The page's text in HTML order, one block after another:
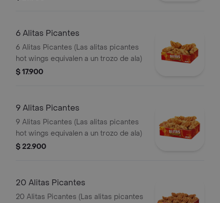
6 Alitas Picantes
6 Alitas Picantes (Las alitas picantes
hot wings equivalen a un trozo de ala)
$ 17.900
9 Alitas Picantes
9 Alitas Picantes (Las alitas picantes
hot wings equivalen a un trozo de ala)
$ 22.900
20 Alitas Picantes
20 Alitas Picantes (Las alitas picantes